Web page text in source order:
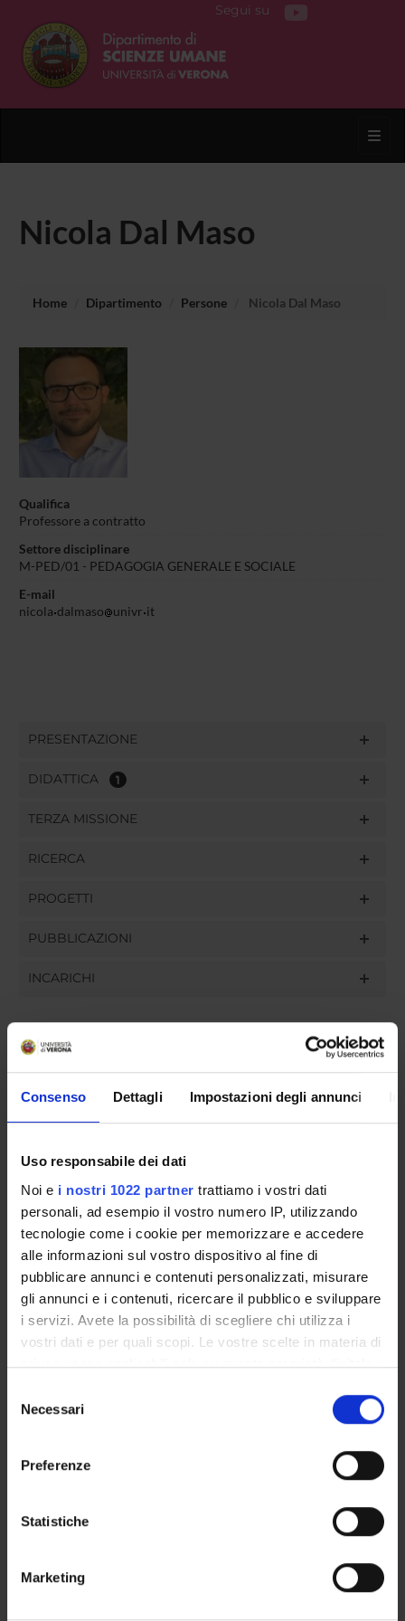
Consenso Dettagli Impostazioni degli annunci
Uso responsabile dei dati
Noi e i nostri 1022 partner trattiamo i vostri dati
personali, ad esempio il vostro numero IP, utilizzando
tecnologie come i cookie per memorizzare e accedere
alle informazioni sul vostro dispositivo al fine di
pubblicare annunci e contenuti personalizzati, misurare
gli annunci e i contenuti, ricercare il pubblico e sviluppare
i servizi. Avete la possibilità di scegliere chi utilizza i
vostri dati e per quali scopi. Le vostre scelte in materia di
privacy sono applicabili solo su questa proprietà digitale
modificare o revocare il proprio consenso in qualsiasi
momento dalla Dichiarazione sui cookie o facendo clic
raccogliere informazioni sulla tua posizione
geografica, con un'approssimazione di qualche
Identificare il tuo dispositivo, scansionandolo
delNecessari
Preferenze
Statistiche
Marketing
Segui su
Nicola Dal Maso
Home Dipartimento Persone Nicola Dal Maso
Qualifica
Professore a contratto
Settore disciplinare
M-PED/01 - PEDAGOGIA GENERALE E SOCIALE
E-mail
nicola dalmaso univr it
PRESENTAZIONE
DIDATTICA 1
TERZA MISSIONE
RICERCA
PROGETTI
PUBBLICAZIONI
INCARICHI
ORGANIZZAZIONE
COMMISSIONI
UFFICI E STRUTTURE DI SERVIZIO
SERVIZI DI SEGRETERIA STUDENTI
STRUTTURE DEL DIPARTIMENTO
BIBLIOTECHE
Contatti
Luoghi